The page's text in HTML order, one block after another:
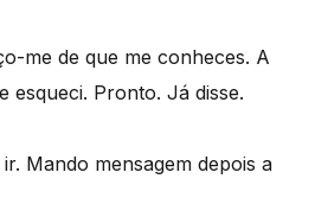
me de que me conheces. A
esqueci. Pronto. Já disse.
Mando mensagem depois a